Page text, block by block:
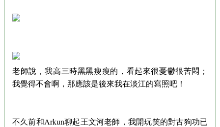
老師說，我高三時黑黑瘦瘦的，看起來很憂鬱很苦悶；
我覺得不會啊，那應該是後來我在淡江的寫照吧！
不久前和Arkun聊起王文河老師，我開玩笑的對古狗功已